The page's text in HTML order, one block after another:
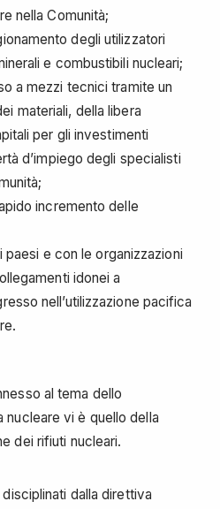
nella Comunità;
degli utilizzatori
e combustibili nucleari;
a mezzi tecnici tramite un
materiali, della libera
per gli investimenti
d’impiego degli specialisti
incremento delle
paesi e con le organizzazioni
idonei a
nell’utilizzazione pacifica
al tema dello
nucleare vi è quello della
dei rifiuti nucleari.
dalla direttiva